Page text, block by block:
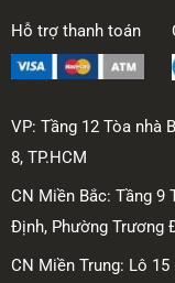
Hỗ trợ thanh toán
VP: Tầng 12 Tòa nhà
8, TP.HCM
CN Miền Bắc: Tầng 9
Định, Phường Trương
CN Miền Trung: Lô